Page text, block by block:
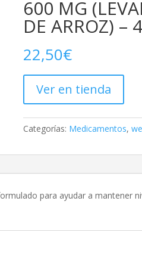
600 MG
DE ARROZ) –
22,50€
Ver en tienda
Categorías: Medicamentos,
para ayudar a mantener